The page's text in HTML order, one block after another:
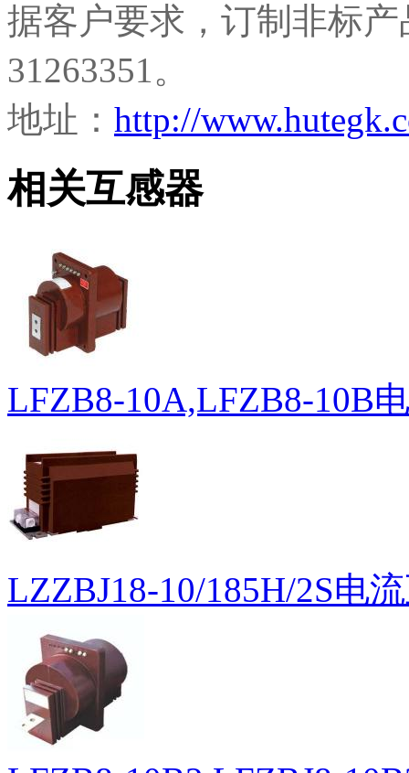
据客户要求，订制非标
31263351。
地址： http://
相关互感器
LFZB8-10A,LFZB8-10B
LZZBJ18-10/185H/2S电